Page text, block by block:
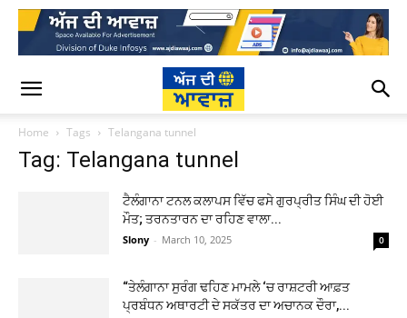
Home Tags Telangana tunnel
Tag: Telangana tunnel
ਟੈਲੰਗਾਨਾ ਟਨਲ ਕਲਾਪਸ ਵਿੱਚ ਫਸੇ ਗੁਰਪ੍ਰੀਤ ਸਿੰਘ ਦੀ ਹੋਈ
ਮੌਤ; ਤਰਨਤਾਰਨ ਦਾ ਰਹਿਣ ਵਾਲਾ...
Slony - March 10, 2025 0
“ਤੇਲੰਗਾਨਾ ਸੁਰੰਗ ਢਹਿਣ ਮਾਮਲੇ ‘ਚ ਰਾਸ਼ਟਰੀ ਆਫ਼ਤ
ਪ੍ਰਬੰਧਨ ਅਥਾਰਟੀ ਦੇ ਸਕੱਤਰ ਦਾ ਅਚਾਨਕ ਦੌਰਾ,...